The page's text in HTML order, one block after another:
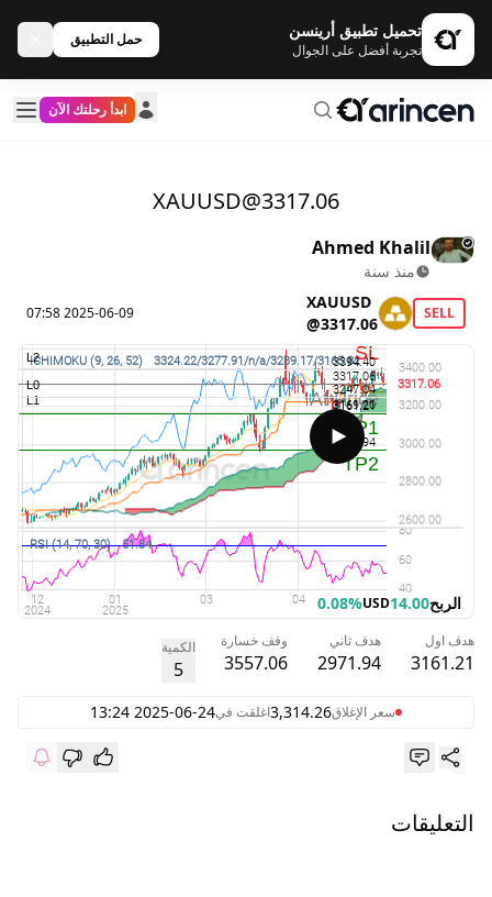
تحميل تطبيق أرينسن
تجربة أفضل على الجوال
حمل التطبيق
ابدأ رحلتك الآن
XAUUSD@3317.06
Ahmed Khalil
منذ سنة
SELL
XAUUSD
@3317.06
2025-06-09 07:58
الربح14.00
USD
0.08%
هدف اول
3161.21
هدف ثاني
2971.94
وقف خسارة
3557.06
الكمية
5
سعر الإغلاق3,314.26اغلقت في2025-06-24 13:24
التعليقات